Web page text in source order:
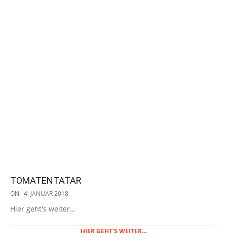
TOMATENTATAR
2018-
04
ON: 4. JANUAR 2018
Hier geht's weiter…
HIER GEHT'S WEITER…